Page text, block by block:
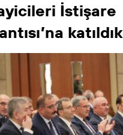
İstişare
katıldık